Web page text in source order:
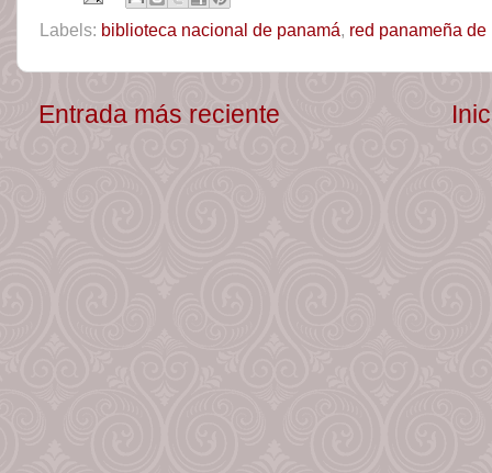
Labels: biblioteca nacional de panamá, red panameña
Entrada más reciente